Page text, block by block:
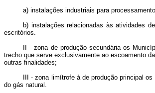
a) instalações industriais para
b) instalações relacionadas às atividades
escritórios.
II - zona de produção secundária os
trecho que serve exclusivamente ao escoamento
outras finalidades;
III - zona limítrofe à de produção principal
do gás natural.